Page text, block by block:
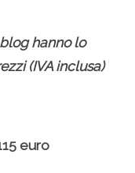
hanno lo
(IVA inclusa)
euro